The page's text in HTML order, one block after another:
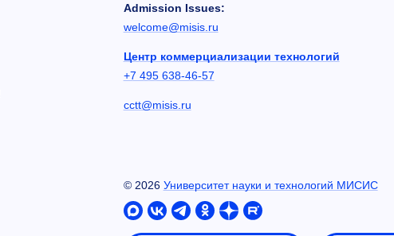
Admission Issues:
welcome@misis.ru
Центр коммерциализации технологий
+7 495 638-46-57
cctt@misis.ru
© 2026 Университет науки и технологий МИСИС